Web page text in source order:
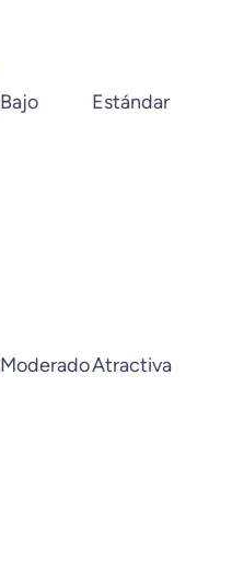
Bajo Estándar
ModeradoAtractiva